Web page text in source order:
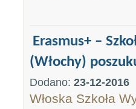
Erasmus+ –
(Włochy)
Dodano: 23-12-2016
Włoska Szkoła